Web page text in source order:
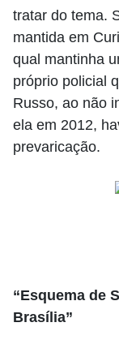
tratar do tema.
mantida em
qual mantinha
próprio policial
Russo, ao não
ela em 2012,
prevaricação.
“Esquema de
Brasília”